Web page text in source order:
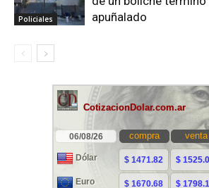
Policiales
apuñalado